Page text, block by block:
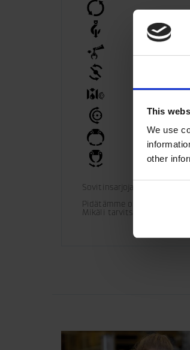
This
We use
other
Sovitinsarjoja saatavana
Pidätämme oikeuden
Mikäli tarvitset lisää